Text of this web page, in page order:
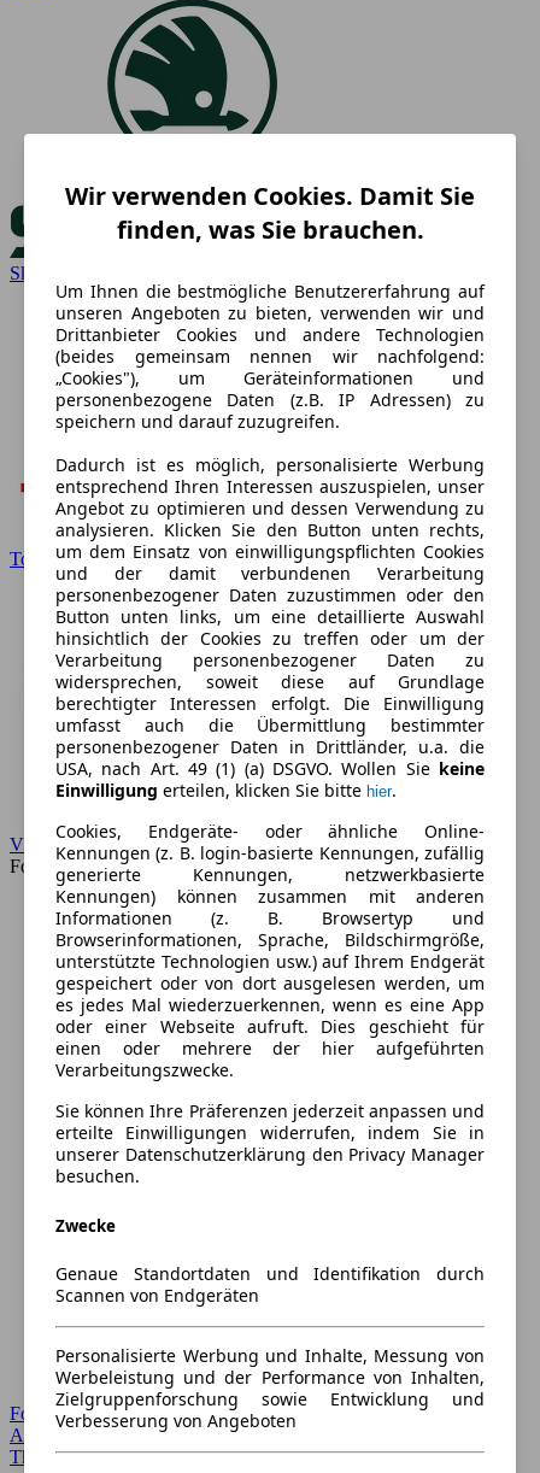
Skoda
Toyota
VW
Forum
Forum Startseite
Alle Auto-Foren
Themen-Forum
Wir verwenden Cookies. Damit Sie
finden, was Sie brauchen.
Um Ihnen die bestmögliche Benutzererfahrung auf
unseren Angeboten zu bieten, verwenden wir und
Drittanbieter Cookies und andere Technologien
(beides gemeinsam nennen wir nachfolgend:
„Cookies"), um Geräteinformationen und
personenbezogene Daten (z.B. IP Adressen) zu
speichern und darauf zuzugreifen.
Dadurch ist es möglich, personalisierte Werbung
entsprechend Ihren Interessen auszuspielen, unser
Angebot zu optimieren und dessen Verwendung zu
analysieren. Klicken Sie den Button unten rechts,
um dem Einsatz von einwilligungspflichten Cookies
und der damit verbundenen Verarbeitung
personenbezogener Daten zuzustimmen oder den
Button unten links, um eine detaillierte Auswahl
hinsichtlich der Cookies zu treffen oder um der
Verarbeitung personenbezogener Daten zu
widersprechen, soweit diese auf Grundlage
berechtigter Interessen erfolgt. Die Einwilligung
umfasst auch die Übermittlung bestimmter
personenbezogener Daten in Drittländer, u.a. die
USA, nach Art. 49 (1) (a) DSGVO. Wollen Sie keine
Einwilligung erteilen, klicken Sie bitte hier.
Cookies, Endgeräte- oder ähnliche Online-
Kennungen (z. B. login-basierte Kennungen, zufällig
generierte Kennungen, netzwerkbasierte
Kennungen) können zusammen mit anderen
Informationen (z. B. Browsertyp und
Browserinformationen, Sprache, Bildschirmgröße,
unterstützte Technologien usw.) auf Ihrem Endgerät
gespeichert oder von dort ausgelesen werden, um
es jedes Mal wiederzuerkennen, wenn es eine App
oder einer Webseite aufruft. Dies geschieht für
einen oder mehrere der hier aufgeführten
Verarbeitungszwecke.
Sie können Ihre Präferenzen jederzeit anpassen und
erteilte Einwilligungen widerrufen, indem Sie in
unserer Datenschutzerklärung den Privacy Manager
besuchen.
Zwecke
Genaue Standortdaten und Identifikation durch
Scannen von Endgeräten
Personalisierte Werbung und Inhalte, Messung von
Werbeleistung und der Performance von Inhalten,
Zielgruppenforschung sowie Entwicklung und
Verbesserung von Angeboten